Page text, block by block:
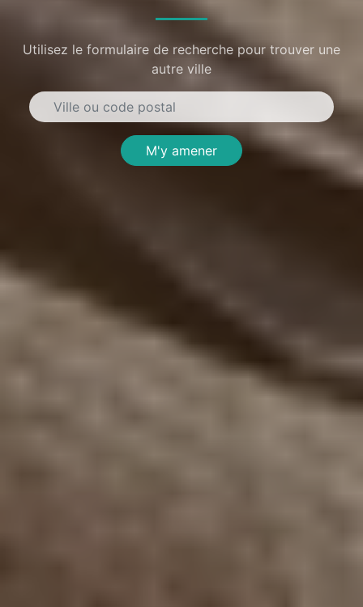
Utilisez le formulaire de recherche pour trouver une
autre ville
M'y amener